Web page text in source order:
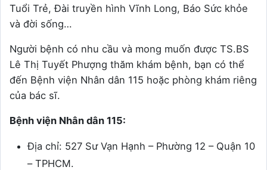
Tuổi Trẻ, Đài truyền hình Vĩnh Long, Báo Sức khỏe
và đời sống…
Người bệnh có nhu cầu và mong muốn được TS.BS
Lê Thị Tuyết Phượng thăm khám bệnh, bạn có thể
đến Bệnh viện Nhân dân 115 hoặc phòng khám riêng
của bác sĩ.
Bệnh viện Nhân dân 115:
Địa chỉ: 527 Sư Vạn Hạnh – Phường 12 – Quận 10
– TPHCM.